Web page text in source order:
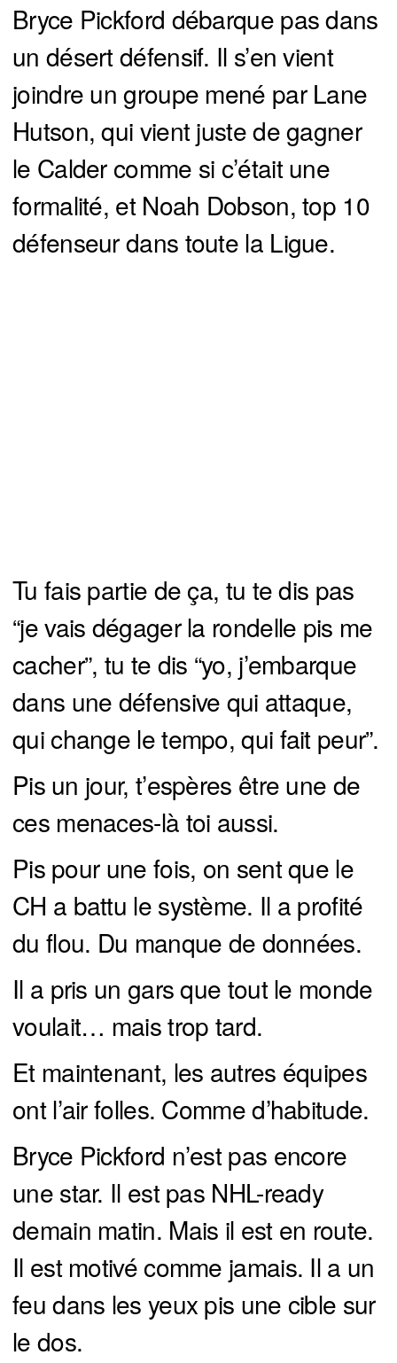
Bryce Pickford débarque pas dans
un désert défensif. Il s’en vient
joindre un groupe mené par Lane
Hutson, qui vient juste de gagner
le Calder comme si c’était une
formalité, et Noah Dobson, top 10
défenseur dans toute la Ligue.
Tu fais partie de ça, tu te dis pas
“je vais dégager la rondelle pis me
cacher”, tu te dis “yo, j’embarque
dans une défensive qui attaque,
qui change le tempo, qui fait peur”.
Pis un jour, t’espères être une de
ces menaces-là toi aussi.
Pis pour une fois, on sent que le
CH a battu le système. Il a profité
du flou. Du manque de données.
Il a pris un gars que tout le monde
voulait… mais trop tard.
Et maintenant, les autres équipes
ont l’air folles. Comme d’habitude.
Bryce Pickford n’est pas encore
une star. Il est pas NHL-ready
demain matin. Mais il est en route.
Il est motivé comme jamais. Il a un
feu dans les yeux pis une cible sur
le dos.